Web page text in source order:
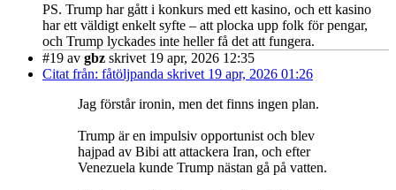
PS. Trump har gått i konkurs med ett kasino, och ett kasino
har ett väldigt enkelt syfte – att plocka upp folk för pengar,
och Trump lyckades inte heller få det att fungera.
#19 av gbz skrivet 19 apr, 2026 12:35
Citat från: fåtöljpanda skrivet 19 apr, 2026 01:26
Jag förstår ironin, men det finns ingen plan.
Trump är en impulsiv opportunist och blev
hajpad av Bibi att attackera Iran, och efter
Venezuela kunde Trump nästan gå på vatten.